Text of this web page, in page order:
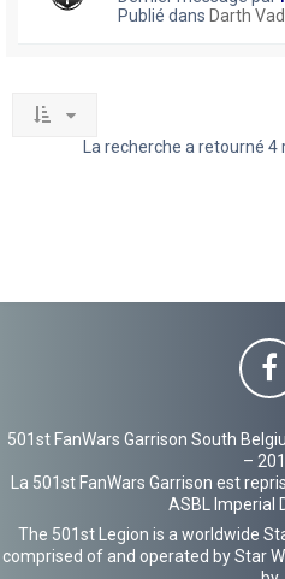
Publié dans Darth
La recherche a retourné 4
501st FanWars Garrison South
–
La 501st FanWars Garrison est
ASBL Imperial
The 501st Legion is a worldwide
comprised of and operated by Star